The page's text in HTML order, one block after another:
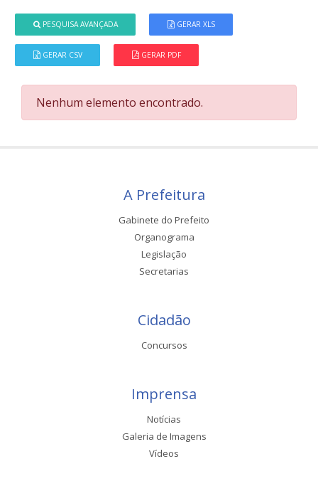
PESQUISA AVANÇADA GERAR XLS
GERAR CSV GERAR PDF
Nenhum elemento encontrado.
A Prefeitura
Gabinete do Prefeito
Organograma
Legislação
Secretarias
Cidadão
Concursos
Imprensa
Notícias
Galeria de Imagens
Vídeos